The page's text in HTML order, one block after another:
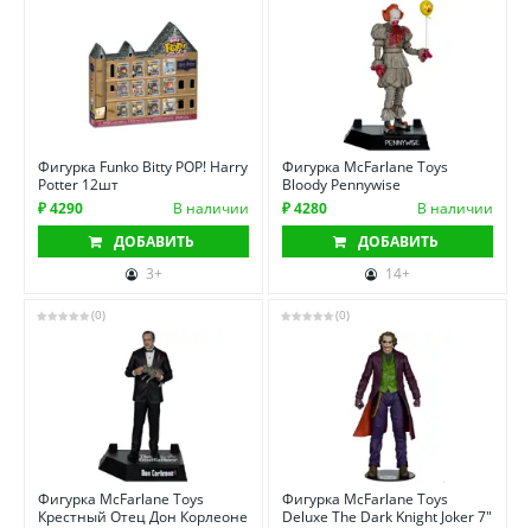
Фигурка Funko Bitty POP! Harry
Potter 12шт
₽ 4290
В наличии
ДОБАВИТЬ
3+
Фигурка McFarlane Toys
Bloody Pennywise
₽ 4280
В наличии
ДОБАВИТЬ
14+
(0)
Фигурка McFarlane Toys
Крестный Отец Дон Корлеоне
(0)
Фигурка McFarlane Toys
Deluxe The Dark Knight Joker 7"